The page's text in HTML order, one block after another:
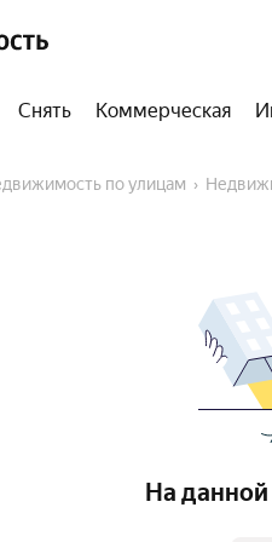
Снять Коммерческая
по улицам
На